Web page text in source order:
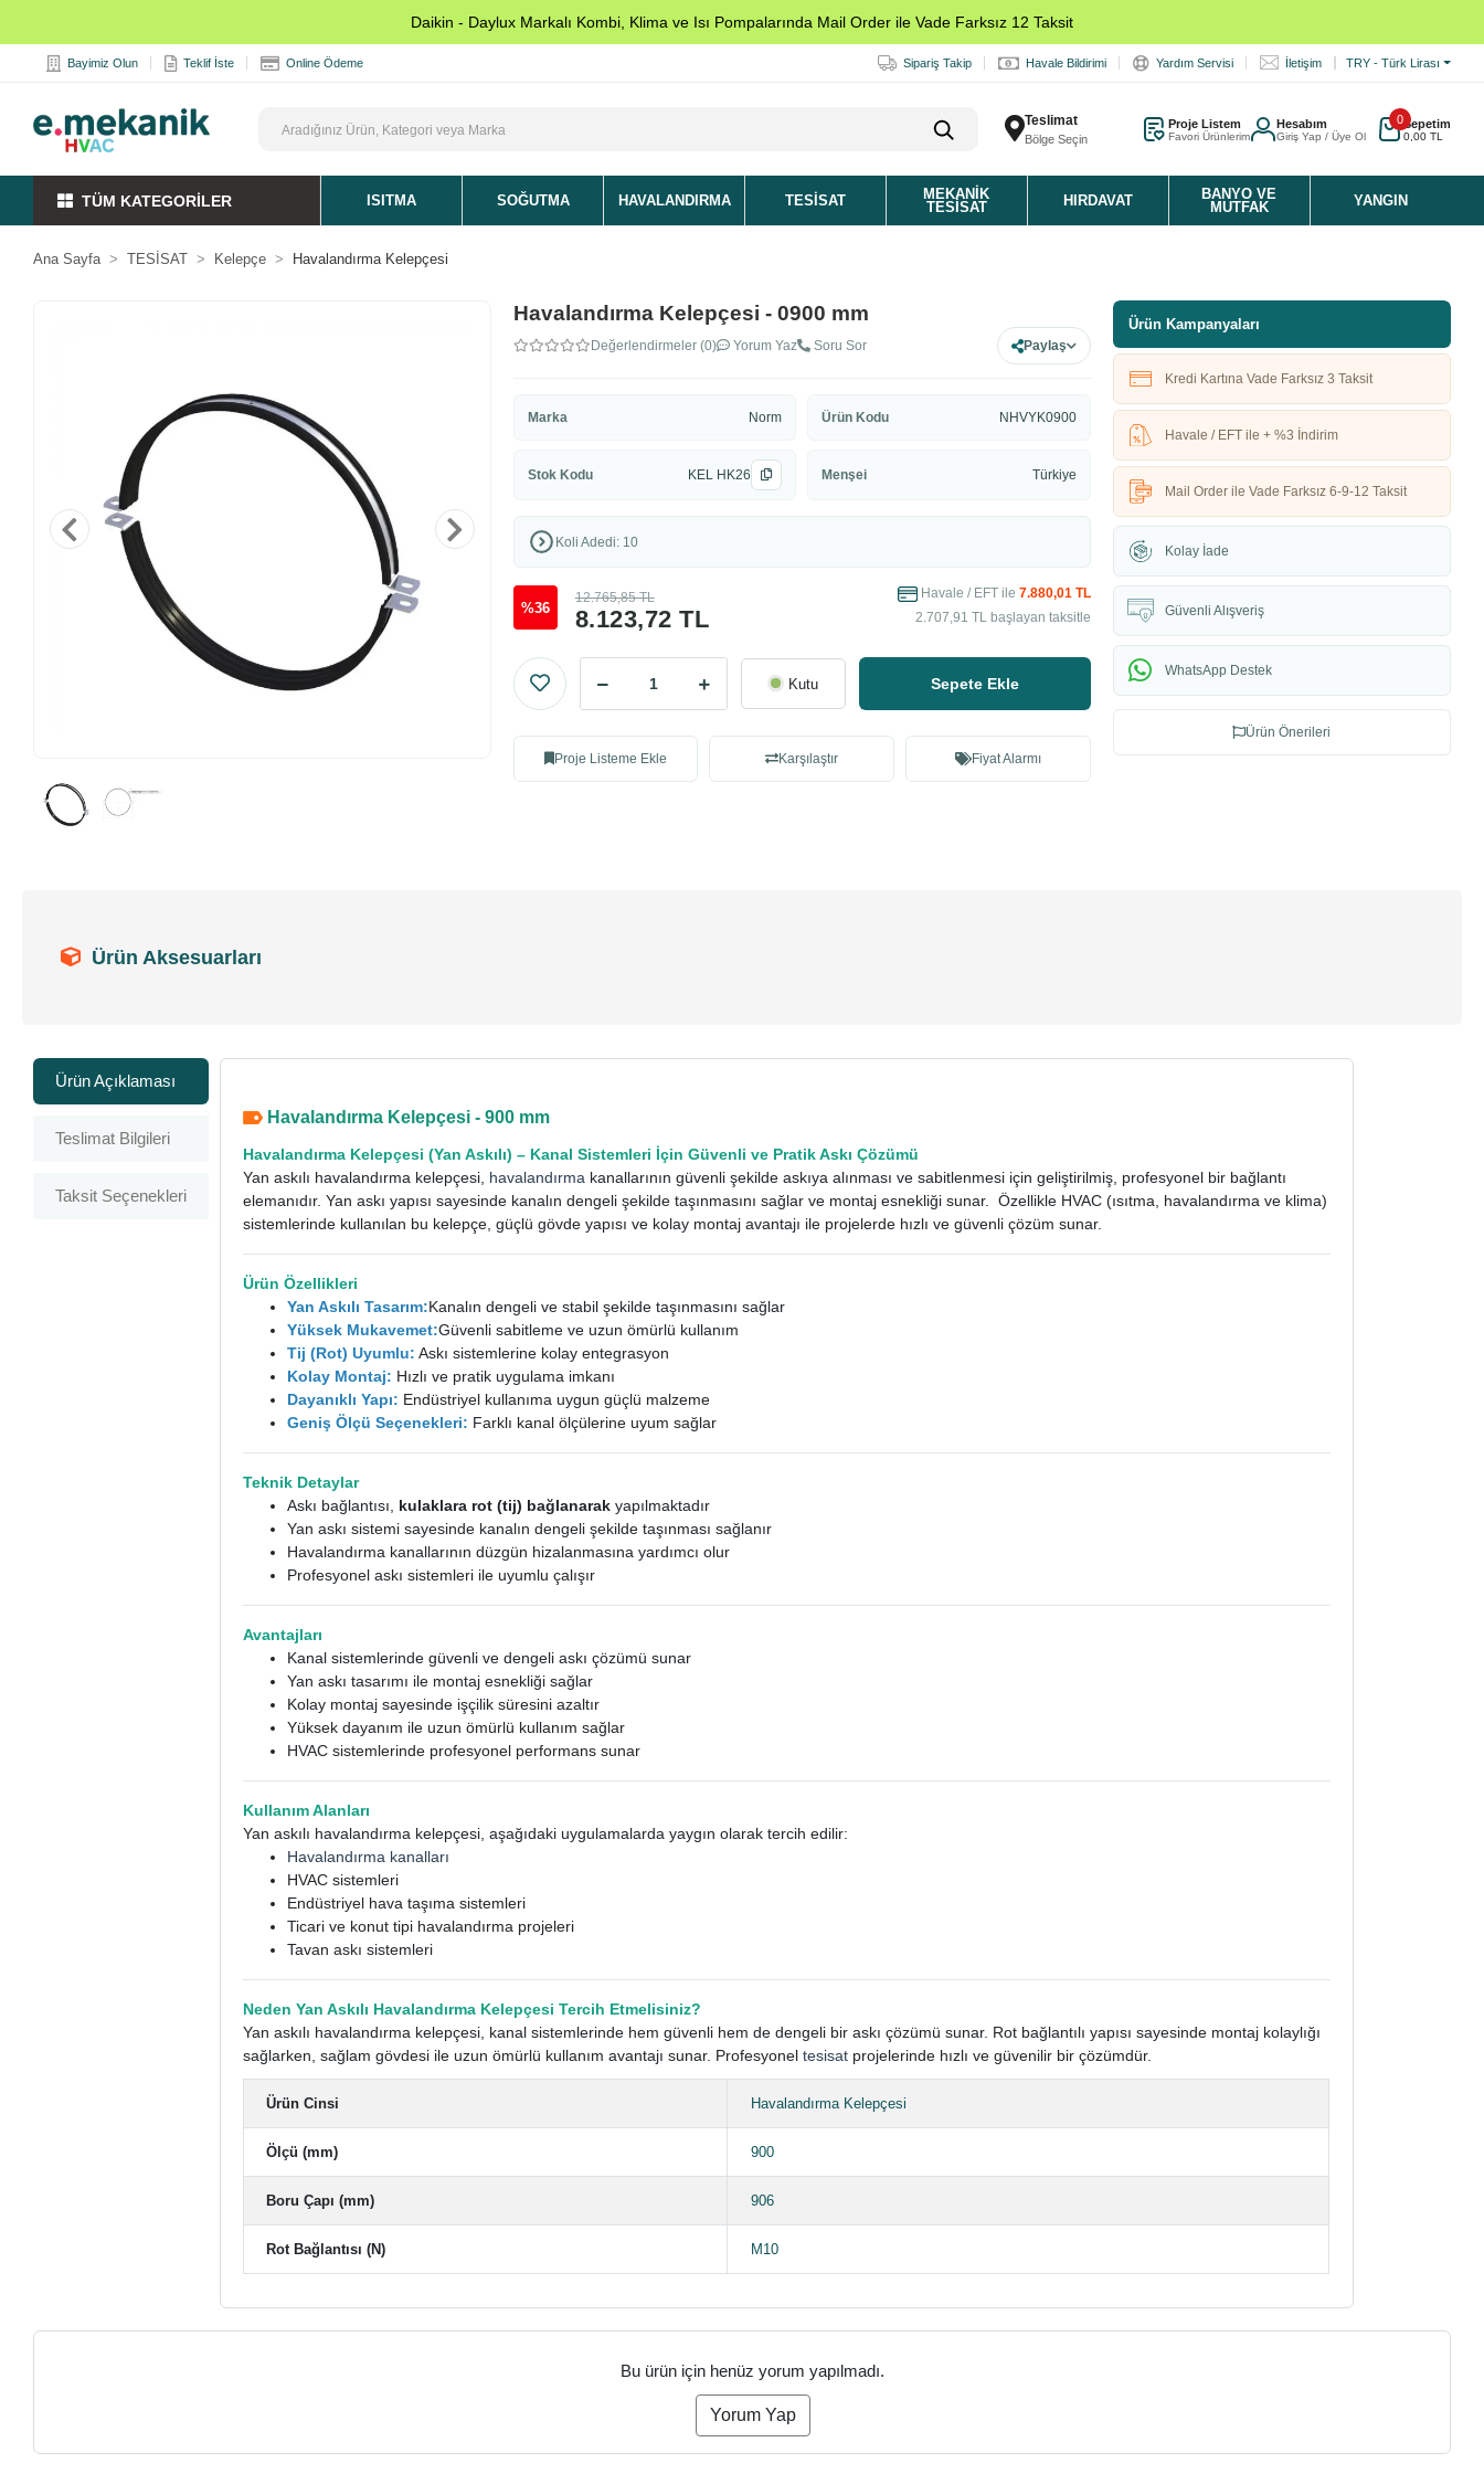
Daikin - Daylux Markalı Kombi, Klima ve Isı Pompalarında Mail Order ile Vade Farksız 12 Taksit
Bayimiz Olun Teklif İste Online Ödeme Sipariş Takip Havale Bildirimi Yardım Servisi İletişim TRY - Türk Lirası
Teslimat
Bölge Seçin
Proje Listem
Favori Ürünlerim
Hesabım
Giriş Yap / Üye Ol
0Sepetim
0,00 TL
TÜM KATEGORİLER ISITMA SOĞUTMA HAVALANDIRMA TESISAT
MEKANIK
TESISAT
HIRDAVAT
BANYO VE
MUTFAK
YANGIN
Ana Sayfa TESİSAT Kelepçe Havalandırma Kelepçesi
Havalandırma Kelepçesi - 0900 mm
Değerlendirmeler (0) Yorum Yaz Soru Sor Paylaş
Marka Norm Ürün Kodu NHVYK0900
Stok Kodu KEL HK26 Menşei Türkiye
Koli Adedi: 10
%36 8.123,72 TL
12.765,85 TL Havale / EFT ile 7.880,01 TL
2.707,91 TL başlayan taksitle
Kutu Sepete Ekle
Proje Listeme Ekle Karşılaştır Fiyat Alarmı
Ürün Kampanyaları
Kredi Kartına Vade Farksız 3 Taksit
Havale / EFT ile + %3 İndirim
Mail Order ile Vade Farksız 6-9-12 Taksit
Kolay İade
Güvenli Alışveriş
WhatsApp Destek
Ürün Önerileri
Ürün Aksesuarları
Ürün Açıklaması
Teslimat Bilgileri
Taksit Seçenekleri
Havalandırma Kelepçesi - 900 mm
Havalandırma Kelepçesi (Yan Askılı) – Kanal Sistemleri İçin Güvenli ve Pratik Askı Çözümü
Yan askılı havalandırma kelepçesi, havalandırma kanallarının güvenli şekilde askıya alınması ve sabitlenmesi için geliştirilmiş, profesyonel bir bağlantı
elemanıdır. Yan askı yapısı sayesinde kanalın dengeli şekilde taşınmasını sağlar ve montaj esnekliği sunar.Özellikle HVAC (ısıtma, havalandırma ve klima)
sistemlerinde kullanılan bu kelepçe, güçlü gövde yapısı ve kolay montaj avantajı ile projelerde hızlı ve güvenli çözüm sunar.
Ürün Özellikleri
Yan Askılı Tasarım:Kanalın dengeli ve stabil şekilde taşınmasını sağlar
Yüksek Mukavemet:Güvenli sabitleme ve uzun ömürlü kullanım
Tij (Rot) Uyumlu: Askı sistemlerine kolay entegrasyon
Kolay Montaj: Hızlı ve pratik uygulama imkanı
Dayanıklı Yapı: Endüstriyel kullanıma uygun güçlü malzeme
Geniş Ölçü Seçenekleri: Farklı kanal ölçülerine uyum sağlar
Teknik Detaylar
Askı bağlantısı, kulaklara rot (tij) bağlanarak yapılmaktadır
Yan askı sistemi sayesinde kanalın dengeli şekilde taşınması sağlanır
Havalandırma kanallarının düzgün hizalanmasına yardımcı olur
Profesyonel askı sistemleri ile uyumlu çalışır
Avantajları
Kanal sistemlerinde güvenli ve dengeli askı çözümü sunar
Yan askı tasarımı ile montaj esnekliği sağlar
Kolay montaj sayesinde işçilik süresini azaltır
Yüksek dayanım ile uzun ömürlü kullanım sağlar
HVAC sistemlerinde profesyonel performans sunar
Kullanım Alanları
Yan askılı havalandırma kelepçesi, aşağıdaki uygulamalarda yaygın olarak tercih edilir:
Havalandırma kanalları
HVAC sistemleri
Endüstriyel hava taşıma sistemleri
Ticari ve konut tipi havalandırma projeleri
Tavan askı sistemleri
Neden Yan Askılı Havalandırma Kelepçesi Tercih Etmelisiniz?
Yan askılı havalandırma kelepçesi, kanal sistemlerinde hem güvenli hem de dengeli bir askı çözümü sunar. Rot bağlantılı yapısı sayesinde montaj kolaylığı
sağlarken, sağlam gövdesi ile uzun ömürlü kullanım avantajı sunar. Profesyoneltesisat projelerinde hızlı ve güvenilir bir çözümdür.
Ürün Cinsi Havalandırma Kelepçesi
Ölçü (mm) 900
Boru Çapı (mm) 906
Rot Bağlantısı (N) M10
Bu ürün için henüz yorum yapılmadı.
Yorum Yap